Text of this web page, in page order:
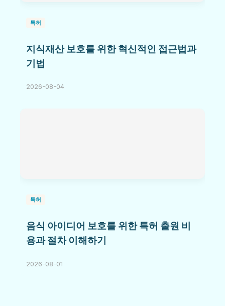
특허
지식재산 보호를 위한 혁신적인 접근법과
기법
2026-08-04
특허
음식 아이디어 보호를 위한 특허 출원 비
용과 절차 이해하기
2026-08-01